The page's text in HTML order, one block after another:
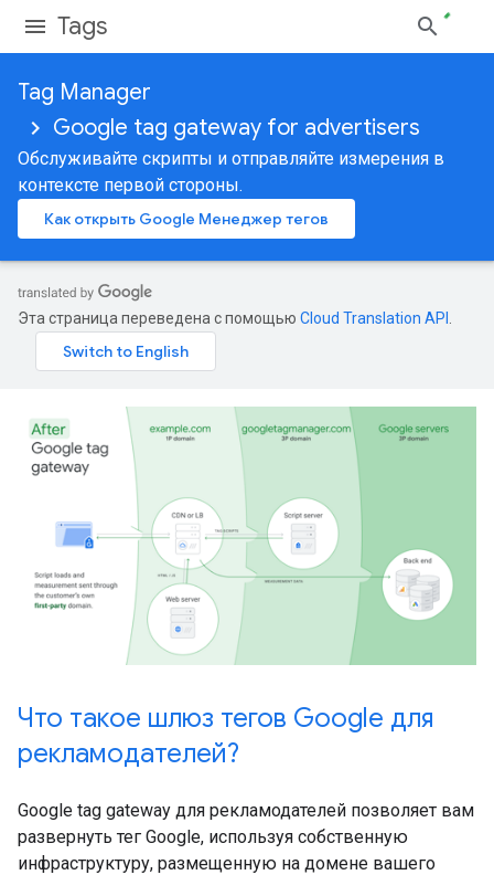
Tags
Tag Manager
Google tag gateway for advertisers
Обслуживайте скрипты и отправляйте измерения в
контексте первой стороны.
Как открыть Google Менеджер тегов
Эта страница переведена с помощью Cloud Translation API
Что такое шлюз тегов Google для
рекламодателей?
Google tag gateway для рекламодателей позволяет вам
развернуть тег Google, используя собственную
инфраструктуру, размещенную на домене вашего